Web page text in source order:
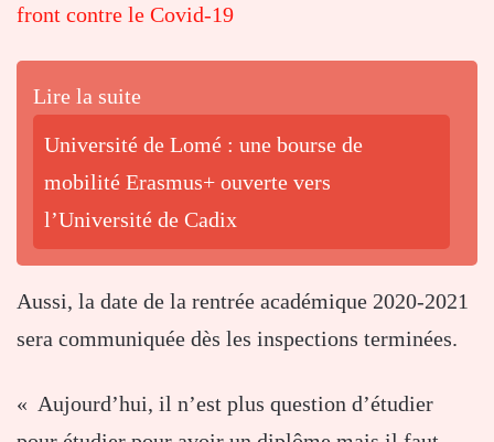
front contre le Covid-19
Lire la suite
Université de Lomé : une bourse de
mobilité Erasmus+ ouverte vers
l’Université de Cadix
Aussi, la date de la rentrée académique 2020-2021
sera communiquée dès les inspections terminées.
« Aujourd’hui, il n’est plus question d’étudier